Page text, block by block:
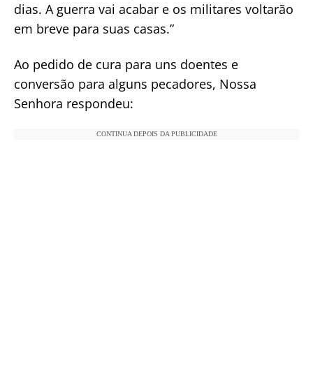
dias. A guerra vai acabar e os militares voltarão
em breve para suas casas.”
Ao pedido de cura para uns doentes e
conversão para alguns pecadores, Nossa
Senhora respondeu:
CONTINUA DEPOIS DA PUBLICIDADE